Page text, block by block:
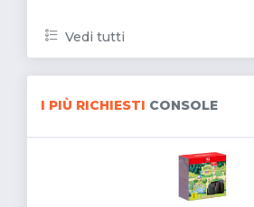
Vedi tutti
I PIÙ RICHIESTI CONSOLE